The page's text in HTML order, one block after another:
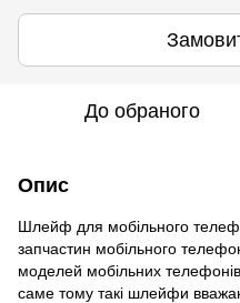
До обраного
Опис
Шлейф для мобільного
запчастин мобільного
моделей мобільних
саме тому такі шлейфи